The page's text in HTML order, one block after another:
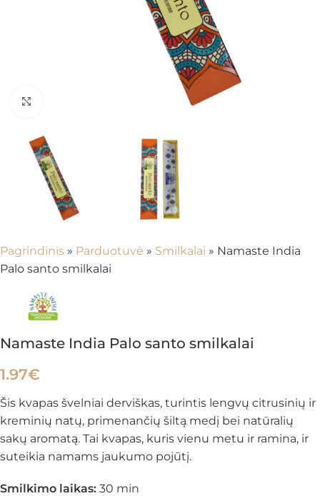
Spustelėkite, kad padidintumėte
Pagrindinis » Parduotuvė » Smilkalai » Namaste India
Palo santo smilkalai
Namaste India Palo santo smilkalai
1.97€
Šis kvapas švelniai derviškas, turintis lengvų citrusinių ir
kreminių natų, primenančių šiltą medį bei natūralių
sakų aromatą. Tai kvapas, kuris vienu metu ir ramina, ir
suteikia namams jaukumo pojūtį.
Smilkimo laikas: 30 min